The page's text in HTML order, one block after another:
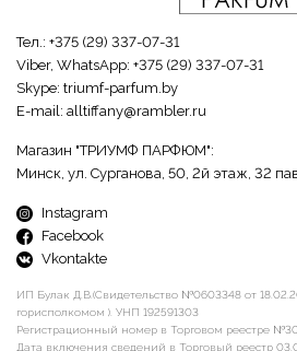
Тел.: +375 (29) 337-07-31
Viber, WhatsApp: +375 (29) 337-07-31
Skype: triumf-parfum.by
E-mail: alltiffany@rambler.ru
Магазин "ТРИУМФ ПАРФЮМ":
Минск, ул. Сурганова, 50, 2й этаж, 32
Instagram
Facebook
Vkontakte
ИП Булак Д.В.(Свидетельство №0603348 от
горисполкомом ). УНП 192591303
Регистрационный номер в Торговом реестре
Дата включения сведений в Торговый реестр